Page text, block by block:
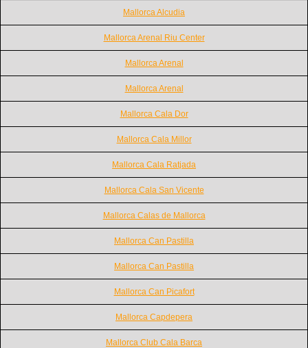
Mallorca Alcudia
Mallorca Arenal Riu Center
Mallorca Arenal
Mallorca Arenal
Mallorca Cala Dor
Mallorca Cala Millor
Mallorca Cala Ratjada
Mallorca Cala San Vicente
Mallorca Calas de Mallorca
Mallorca Can Pastilla
Mallorca Can Pastilla
Mallorca Can Picafort
Mallorca Capdepera
Mallorca Club Cala Barca